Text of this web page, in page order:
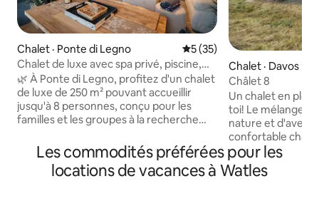
Chalet · Ponte di Legno Note moyenne de 5 sur 5,
5 (35)
Chalet de luxe avec spa privé, piscine,
sauna et jardin
🌿 À Ponte di Legno, profitez d'un chalet
de luxe de 250 m² pouvant accueillir
jusqu'à 8 personnes, conçu pour les
familles et les groupes à la recherche
design alpin, le jardin privé et le SPA
exclusif transforment chaque séjour en
une expérience 🛏️ 4 chambres
Chalet · Davos
Châlet 8
Un chalet en
toi! Le mélange
nature et
confortable
paysage idyllique
Réveille-toi le
au cœur d'un
Les commodités préférées pour les
locations de vacances à Watles